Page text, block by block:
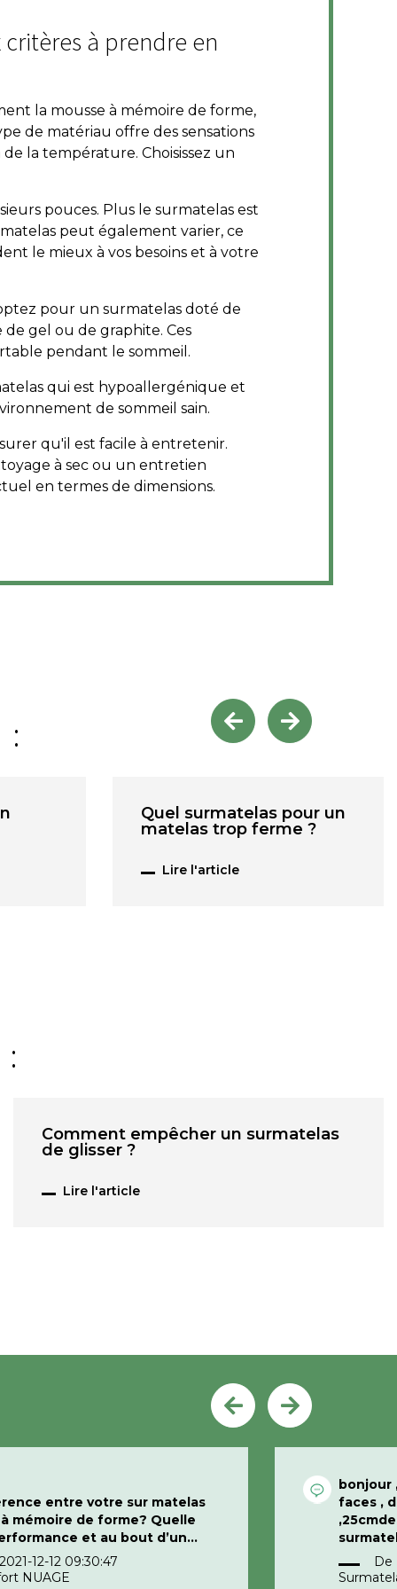
changer de matelas.à prendre en
la mousse à mémoire de forme,
de matériau offre des sensations
la température. Choisissez un
pouces. Plus le surmatelas est
peut également varier, ce
le mieux à vos besoins et à votre
pour un surmatelas doté de
gel ou de graphite. Ces
pendant le sommeil.
qui est hypoallergénique et
de sommeil sain.
qu'il est facile à entretenir.
à sec ou un entretien
en termes de dimensions.
:
Quel surmatelas pour un
matelas trop ferme ?
Lire l'article
Comment empêcher un surmatelas
de glisser ?
Lire l'article
entre votre sur matelas
mémoire de forme? Quelle
et au bout d’un
t’il pas de se déformer au
lourdes du corps?
2021-12-12 09:30:47
NUAGE
bonjour
faces ,
il fait
merci
De